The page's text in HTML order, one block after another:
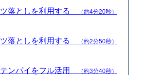
ツ落としを利用する （約4分20秒）
ツ落としを利用する （約2分50秒）
テンパイをフル活用 （約3分40秒）